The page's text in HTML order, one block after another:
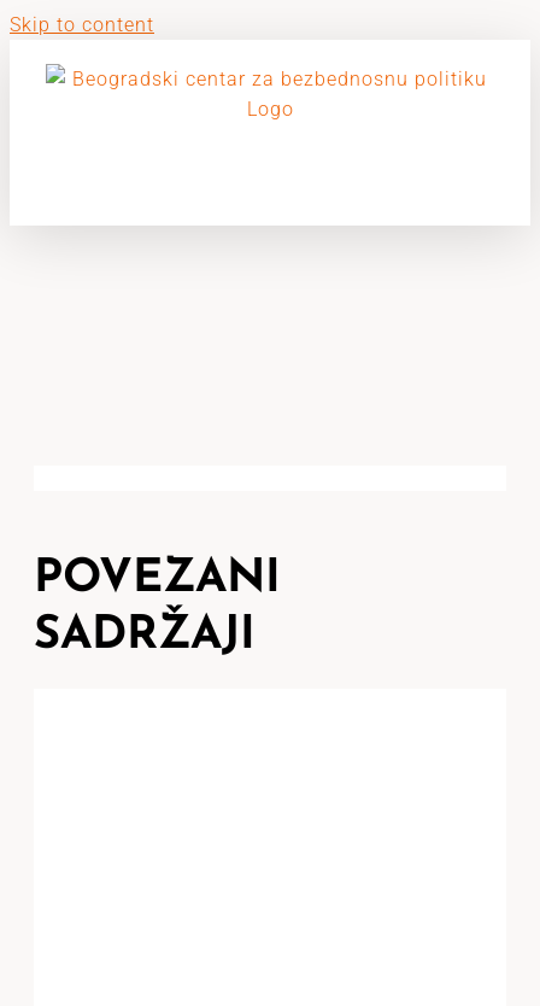
Skip to content
POVEZANI
SADRŽAJI